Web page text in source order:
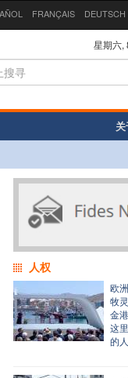
FRANÇAIS DEUTSCH
星期六,
人权
欧
牧
金
这
的